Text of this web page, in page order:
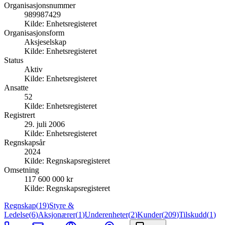
Organisasjonsnummer
989987429
Kilde: Enhetsregisteret
Organisasjonsform
Aksjeselskap
Kilde: Enhetsregisteret
Status
Aktiv
Kilde: Enhetsregisteret
Ansatte
52
Kilde: Enhetsregisteret
Registrert
29. juli 2006
Kilde: Enhetsregisteret
Regnskapsår
2024
Kilde: Regnskapsregisteret
Omsetning
117 600 000 kr
Kilde: Regnskapsregisteret
Regnskap(19)Styre &
Ledelse(6)Aksjonærer(1)Underenheter(2)Kunder(209)Tilskudd(1)